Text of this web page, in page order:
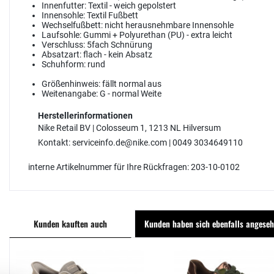
Innenfutter:Textil - weich gepolstert
Innensohle:Textil Fußbett
Wechselfußbett: nicht herausnehmbare Innensohle
Laufsohle:Gummi + Polyurethan (PU) - extra leicht
Verschluss: 5fach Schnürung
Absatzart:flach - kein Absatz
Schuhform: rund
Größenhinweis:fällt normal aus
Weitenangabe:G - normal Weite
Herstellerinformationen
Nike Retail BV | Colosseum 1, 1213 NL Hilversum
Kontakt: serviceinfo.de@nike.com | 0049 3034649110
interne Artikelnummer für Ihre Rückfragen: 203-10-0102
Kunden kauften auch Kunden haben sich ebenfalls